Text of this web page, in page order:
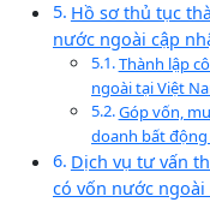
Hồ sơ thủ tục
nước ngoài cập
Thành lập
ngoài tại Việt
Góp vốn,
doanh bất động
Dịch vụ tư vấn
có vốn nước ngoài